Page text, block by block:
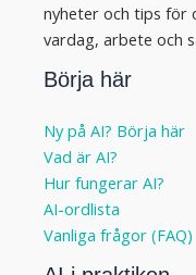
nyheter och tips för
vardag, arbete och
Börja här
Ny på AI? Börja här
Vad är AI?
Hur fungerar AI?
AI-ordlista
Vanliga frågor (FAQ)